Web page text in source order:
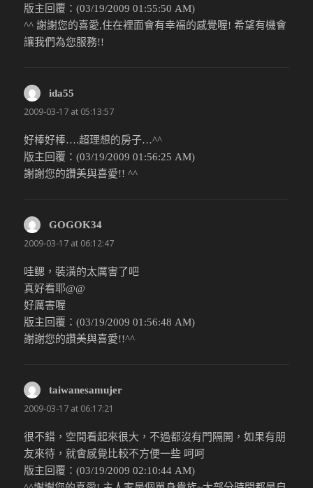
版主回覆：(03/19/2009 01:55:50 AM)
^^ 謝謝您的喜愛,住在裡面會有幸福的感覺喔! 希望有機會
讓我們為您服務!!
ida55
2009-03-17 at 05:13:57
好棒好棒….超理想的房子…^^
版主回覆：(03/19/2009 01:56:25 AM)
謝謝您的讚美與喜愛!! ^^
GOGOK34
2009-03-17 at 06:12:47
哇鳃，裝潢的太厲害了吧
真好看耶@@
好厲害喔
版主回覆：(03/19/2009 01:56:48 AM)
謝謝您的讚美與喜愛!!^^
taiwanesamujer
2009-03-17 at 06:17:21
很不錯，空間看起來很大，不過都沒有門隔開，如果有朋
友來待，就會感覺比較不方便一些 呵呵
版主回覆：(03/19/2009 02:10:44 AM)